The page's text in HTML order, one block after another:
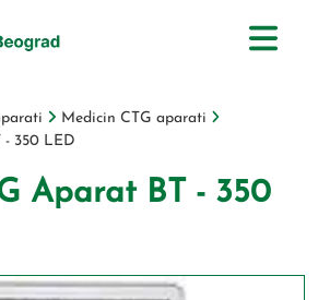
Medicin CTG aparati
- 350 LED
Aparat BT - 350